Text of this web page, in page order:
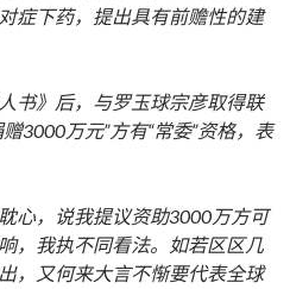
症下药，提出具有前赡性的建
书》后，与罗玉球宗彦取得联
3000万元”方有“常委”资格，表
心，说我提议资助3000万方可
，我执不同看法。如若区区几
，又何来大言不惭要代表全球